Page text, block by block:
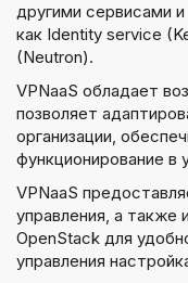
другими сервисами
как Identity service
(Neutron).
VPNaaS обладает
позволяет
организации,
функционирование в
VPNaaS
управления, а также
OpenStack для
управления